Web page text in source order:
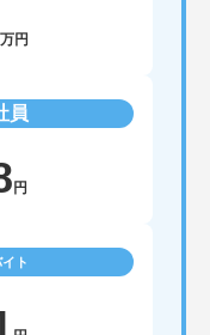
万円
員
円
ト